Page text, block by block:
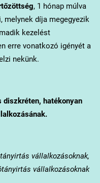
, 1 hónap múlva
melynek díja megegyezik
kezelést
erre vonatkozó igényét a
nekünk.
diszkréten, hatékonyan
vállalkozásoknak,
vállalkozásoknak